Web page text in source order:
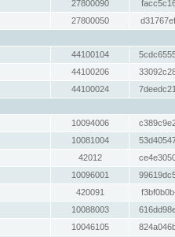
27800090
27800050
44100104
44100206
44100024
10094006
10081004
42012
10096001
420091
10088003
10046105